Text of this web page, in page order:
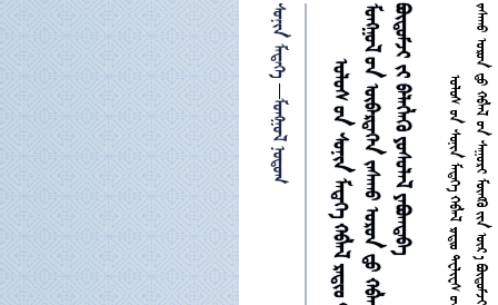
 

  